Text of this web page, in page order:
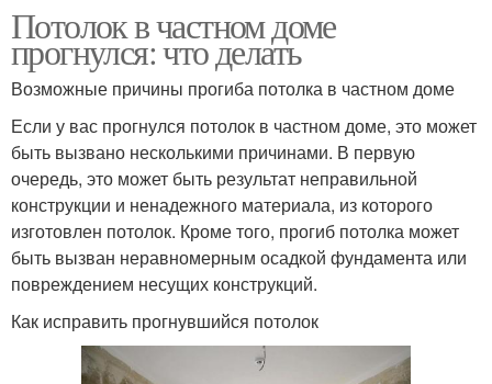
Потолок в частном доме
прогнулся: что делать
Возможные причины прогиба потолка в частном доме
Если у вас прогнулся потолок в частном доме, это может
быть вызвано несколькими причинами. В первую
очередь, это может быть результат неправильной
конструкции и ненадежного материала, из которого
изготовлен потолок. Кроме того, прогиб потолка может
быть вызван неравномерным осадкой фундамента или
повреждением несущих конструкций.
Как исправить прогнувшийся потолок